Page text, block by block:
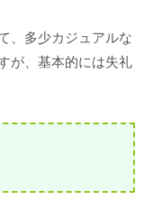
、多少カジュアルな
が、基本的には失礼